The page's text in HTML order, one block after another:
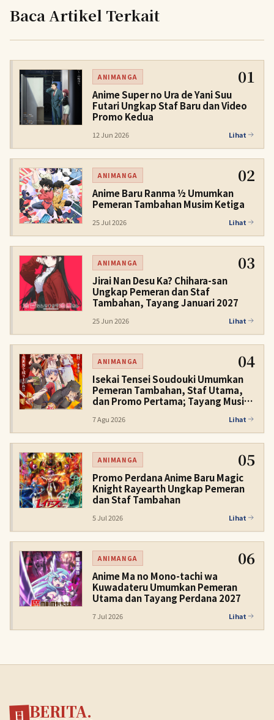
Baca Artikel Terkait
ANIMANGA 01
Anime Super no Ura de Yani Suu
Futari Ungkap Staf Baru dan Video
Promo Kedua
12 Jun 2026 Lihat
ANIMANGA 02
Anime Baru Ranma ½ Umumkan
Pemeran Tambahan Musim Ketiga
25 Jul 2026 Lihat
ANIMANGA 03
Jirai Nan Desu Ka? Chihara-san
Ungkap Pemeran dan Staf
Tambahan, Tayang Januari 2027
25 Jun 2026 Lihat
ANIMANGA 04
Isekai Tensei Soudouki Umumkan
Pemeran Tambahan, Staf Utama,
dan Promo Pertama; Tayang Musim
7 Agu 2026 Lihat
ANIMANGA 05
Promo Perdana Anime Baru Magic
Knight Rayearth Ungkap Pemeran
dan Staf Tambahan
5 Jul 2026 Lihat
ANIMANGA 06
Anime Ma no Mono-tachi wa
Kuwadateru Umumkan Pemeran
Utama dan Tayang Perdana 2027
7 Jul 2026 Lihat
日 BERITA.